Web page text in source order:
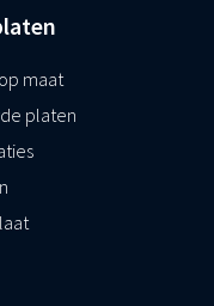
maat
platen